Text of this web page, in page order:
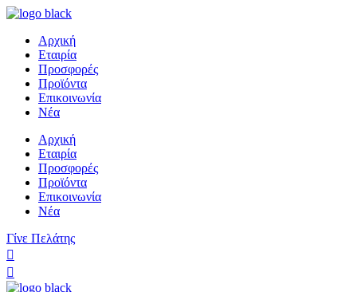
Αρχική
Εταιρία
Προσφορές
Προϊόντα
Επικοινωνία
Νέα
Αρχική
Εταιρία
Προσφορές
Προϊόντα
Επικοινωνία
Νέα
Γίνε Πελάτης